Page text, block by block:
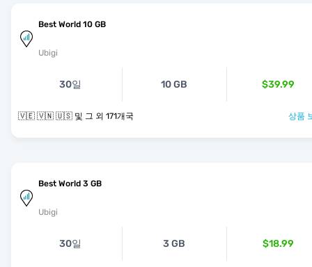
Best World 10 GB
Ubigi
30일 10 GB $39.99
🇻🇪 🇻🇳 🇺🇸 및 그 외 171개국 상품
Best World 3 GB
Ubigi
30일 3 GB $18.99